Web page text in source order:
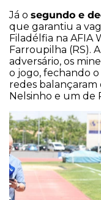
Já o segundo e
que garantiu a
Filadélfia na AFIA
Farroupilha (RS).
adversário, os
o jogo, fechando o
redes balançaram
Nelsinho e um de